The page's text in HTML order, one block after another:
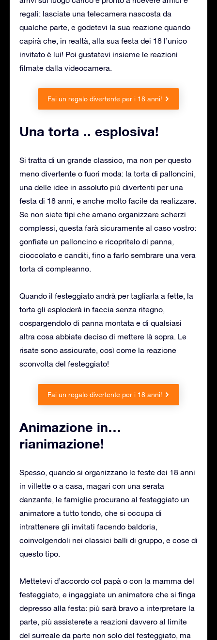
regali: lasciate una telecamera nascosta da
qualche parte, e godetevi la sua reazione quando
capirà che, in realtà, alla sua festa dei 18 l’unico
invitato è lui! Poi gustatevi insieme le reazioni
filmate dalla videocamera.
Fai un regalo divertente per i 18 anni!
Una torta .. esplosiva!
Si tratta di un grande classico, ma non per questo
meno divertente o fuori moda: la torta di palloncini,
una delle idee in assoluto più divertenti per una
festa di 18 anni, e anche molto facile da realizzare.
Se non siete tipi che amano organizzare scherzi
complessi, questa farà sicuramente al caso vostro:
gonfiate un palloncino e ricopritelo di panna,
cioccolato e canditi, fino a farlo sembrare una vera
torta di compleanno.
Quando il festeggiato andrà per tagliarla a fette, la
torta gli esploderà in faccia senza ritegno,
cospargendolo di panna montata e di qualsiasi
altra cosa abbiate deciso di mettere là sopra. Le
risate sono assicurate, così come la reazione
sconvolta del festeggiato!
Fai un regalo divertente per i 18 anni!
Animazione in…
rianimazione!
Spesso, quando si organizzano le feste dei 18 anni
in villette o a casa, magari con una serata
danzante, le famiglie procurano al festeggiato un
animatore a tutto tondo, che si occupa di
intrattenere gli invitati facendo baldoria,
coinvolgendoli nei classici balli di gruppo, e cose di
questo tipo.
Mettetevi d’accordo col papà o con la mamma del
festeggiato, e ingaggiate un animatore che si finga
depresso alla festa: più sarà bravo a interpretare la
parte, più assisterete a reazioni davvero al limite
del surreale da parte non solo del festeggiato, ma